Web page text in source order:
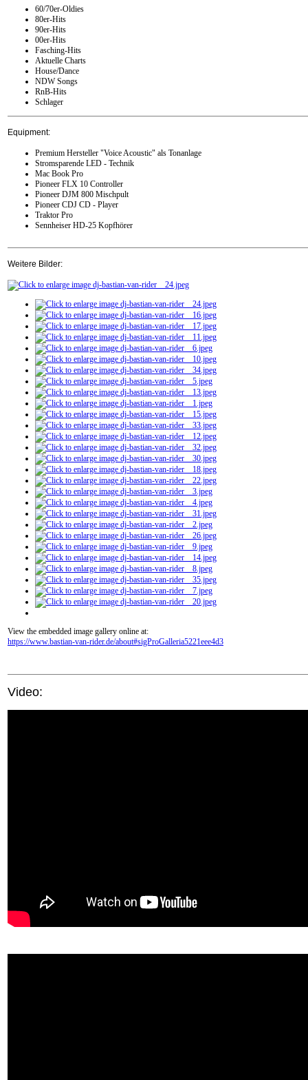
60/70er-Oldies
80er-Hits
90er-Hits
00er-Hits
Fasching-Hits
Aktuelle Charts
House/Dance
NDW Songs
RnB-Hits
Schlager
Equipment:
Premium Hersteller "Voice Acoustic" als Tonanlage
Stromsparende LED - Technik
Mac Book Pro
Pioneer FLX 10 Controller
Pioneer DJM 800 Mischpult
Pioneer CDJ CD - Player
Traktor Pro
Sennheiser HD-25 Kopfhörer
Weitere Bilder:
View the embedded image gallery online at:
https://www.bastian-van-rider.de/about#sigProGalleria5221eee4d3
Video: